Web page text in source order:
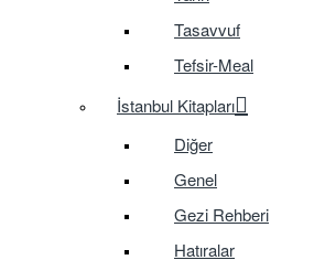
Tasavvuf
Tefsir-Meal
İstanbul Kitapları
Diğer
Genel
Gezi Rehberi
Hatıralar